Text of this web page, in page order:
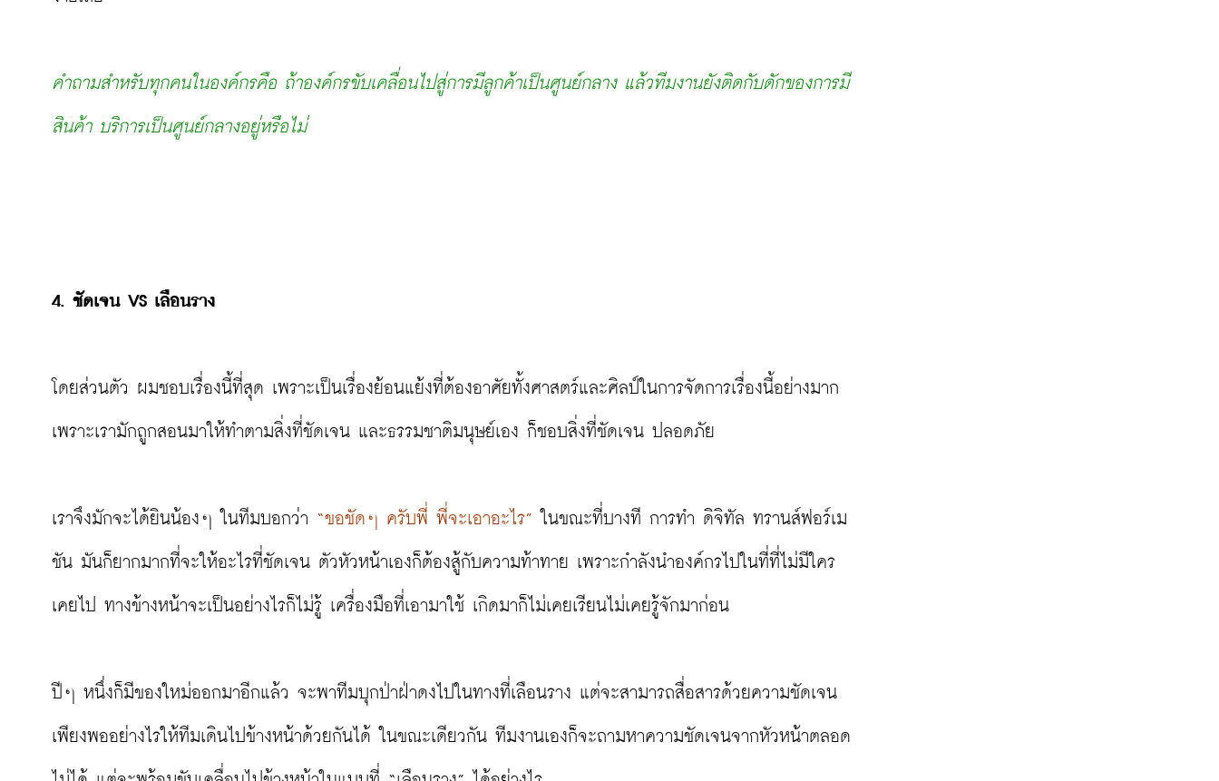
คำถามสำหรับทุกคนในองค์กรคือ ถ้าองค์กรขับเคลื่อนไปสู่การมีลูกค้าเป็นศูนย์กลาง แล้วทีมงานยังติดกับดักของการมี
สินค้า บริการเป็นศูนย์กลางอยู่หรือไม่
4. ชัดเจน VS เลือนราง
โดยส่วนตัว ผมชอบเรื่องนี้ที่สุด เพราะเป็นเรื่องย้อนแย้งที่ต้องอาศัยทั้งศาสตร์และศิลป์ในการจัดการเรื่องนี้อย่างมาก
เพราะเรามักถูกสอนมาให้ทำตามสิ่งที่ชัดเจน และธรรมชาติมนุษย์เอง ก็ชอบสิ่งที่ชัดเจน ปลอดภัย
เราจึงมักจะได้ยินน้องๆ ในทีมบอกว่า “ขอชัดๆ ครับพี่ พี่จะเอาอะไร” ในขณะที่บางที การทำ ดิจิทัล ทรานส์ฟอร์เม
ชัน มันก็ยากมากที่จะให้อะไรที่ชัดเจน ตัวหัวหน้าเองก็ต้องสู้กับความท้าทาย เพราะกำลังนำองค์กรไปในที่ที่ไม่มีใคร
เคยไป ทางข้างหน้าจะเป็นอย่างไรก็ไม่รู้ เครื่องมือที่เอามาใช้ เกิดมาก็ไม่เคยเรียนไม่เคยรู้จักมาก่อน
ปีๆ หนึ่งก็มีของใหม่ออกมาอีกแล้ว จะพาทีมบุกป่าฝ่าดงไปในทางที่เลือนราง แต่จะสามารถสื่อสารด้วยความชัดเจน
เพียงพออย่างไรให้ทีมเดินไปข้างหน้าด้วยกันได้ ในขณะเดียวกัน ทีมงานเองก็จะถามหาความชัดเจนจากหัวหน้าตลอด